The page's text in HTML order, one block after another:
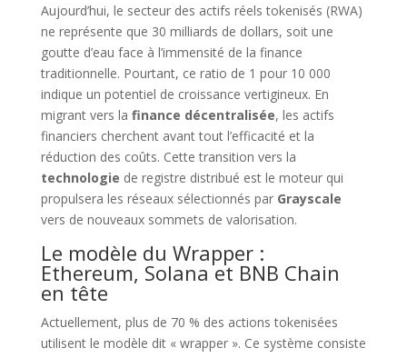
Aujourd’hui, le secteur des actifs réels tokenisés (RWA)
ne représente que 30 milliards de dollars, soit une
goutte d’eau face à l’immensité de la finance
traditionnelle. Pourtant, ce ratio de 1 pour 10 000
indique un potentiel de croissance vertigineux. En
migrant vers la finance décentralisée, les actifs
financiers cherchent avant tout l’efficacité et la
réduction des coûts. Cette transition vers la
technologie de registre distribué est le moteur qui
propulsera les réseaux sélectionnés par Grayscale
vers de nouveaux sommets de valorisation.
Le modèle du Wrapper :
Ethereum, Solana et BNB Chain
en tête
Actuellement, plus de 70 % des actions tokenisées
utilisent le modèle dit « wrapper ». Ce système consiste